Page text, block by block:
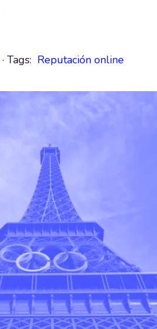
· Tags: Reputación online